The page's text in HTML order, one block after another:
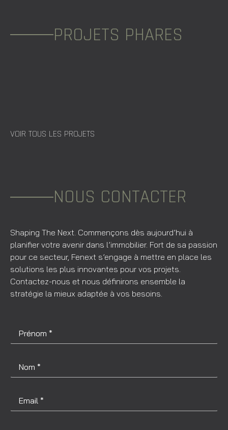
PROJETS PHARES
VOIR TOUS LES PROJETS
NOUS CONTACTER
Shaping The Next. Commençons dès aujourd’hui à
planifier votre avenir dans l’immobilier. Fort de sa passion
pour ce secteur, Fenext s’engage à mettre en place les
solutions les plus innovantes pour vos projets.
Contactez-nous et nous définirons ensemble la
stratégie la mieux adaptée à vos besoins.